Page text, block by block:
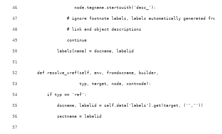
                   node.tagname.startswith('desc_'):
# ignore footnote labels, labels automatically generated from
                # link and object descriptions
                continue
            labels[name] = docname, labelid
    def resolve_xref(self, env, fromdocname, builder,
                     typ, target, node, contnode):
        if typ == 'ref':
            docname, labelid = self.data['labels'].get(target, ('',''))
            sectname = labelid